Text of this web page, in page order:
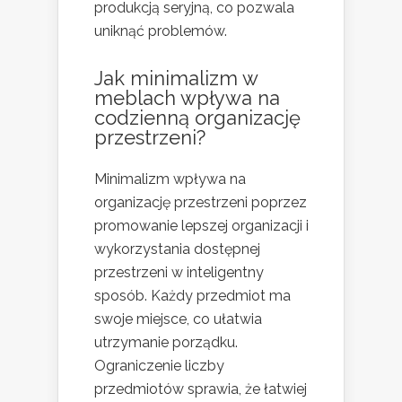
produkcją seryjną, co pozwala
uniknąć problemów.
Jak minimalizm w
meblach wpływa na
codzienną organizację
przestrzeni?
Minimalizm wpływa na
organizację przestrzeni poprzez
promowanie lepszej organizacji i
wykorzystania dostępnej
przestrzeni w inteligentny
sposób. Każdy przedmiot ma
swoje miejsce, co ułatwia
utrzymanie porządku.
Ograniczenie liczby
przedmiotów sprawia, że łatwiej